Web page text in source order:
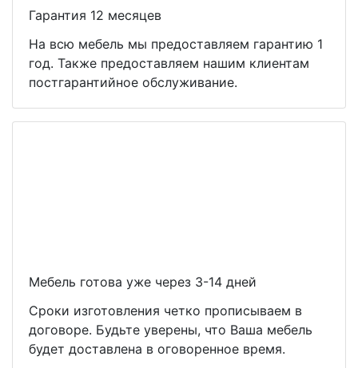
Гарантия 12 месяцев
На всю мебель мы предоставляем гарантию 1
год. Также предоставляем нашим клиентам
постгарантийное обслуживание.
Мебель готова уже через 3-14 дней
Сроки изготовления четко прописываем в
договоре. Будьте уверены, что Ваша мебель
будет доставлена в оговоренное время.